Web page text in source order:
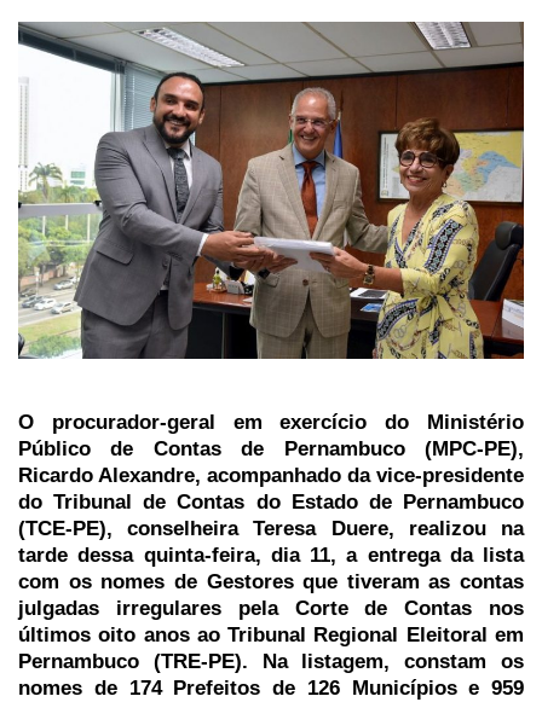
O procurador-geral em exercício do Ministério
Público de Contas de Pernambuco (MPC-PE),
Ricardo Alexandre, acompanhado da vice-presidente
do Tribunal de Contas do Estado de Pernambuco
(TCE-PE), conselheira Teresa Duere, realizou na
tarde dessa quinta-feira, dia 11, a entrega da lista
com os nomes de Gestores que tiveram as contas
julgadas irregulares pela Corte de Contas nos
últimos oito anos ao Tribunal Regional Eleitoral em
Pernambuco (TRE-PE). Na listagem, constam os
nomes de 174 Prefeitos de 126 Municípios e 959